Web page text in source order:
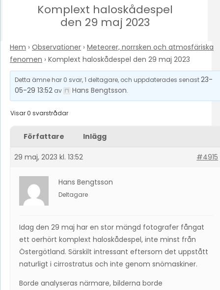
Komplext haloskådespel
den 29 maj 2023
Hem › Observationer › Meteorer, norrsken och atmosfäriska
fenomen › Komplext haloskådespel den 29 maj 2023
Detta ämne har 0 svar, 1 deltagare, och uppdaterades senast23-
05-29 13:52 av Hans Bengtsson.
Visar 0 svarstrådar
Författare Inlägg
29 maj, 2023 kl. 13:52 #4915
Hans Bengtsson
Deltagare
Idag den 29 maj har en stor mängd fotografer fångat
ett oerhört komplext haloskådespel, inte minst från
Östergötland. Särskilt intressant eftersom det uppstått
naturligt i cirrostratus och inte genom snömaskiner.
Borde analyseras närmare, bilderna borde